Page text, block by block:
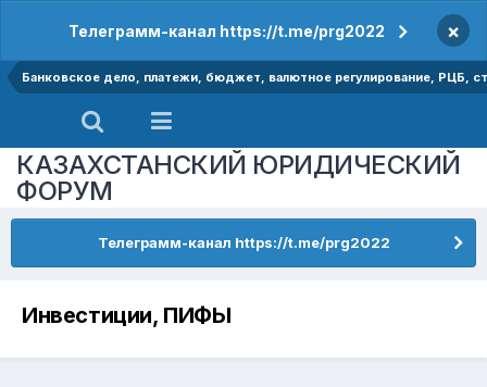
Телеграмм-канал https://t.me/prg2022 ×
Банковское дело, платежи, бюджет, валютное регулирование, РЦБ,
КАЗАХСТАНСКИЙ ЮРИДИЧЕСКИЙ
ФОРУМ
Телеграмм-канал https://t.me/prg2022
Инвестиции, ПИФЫ